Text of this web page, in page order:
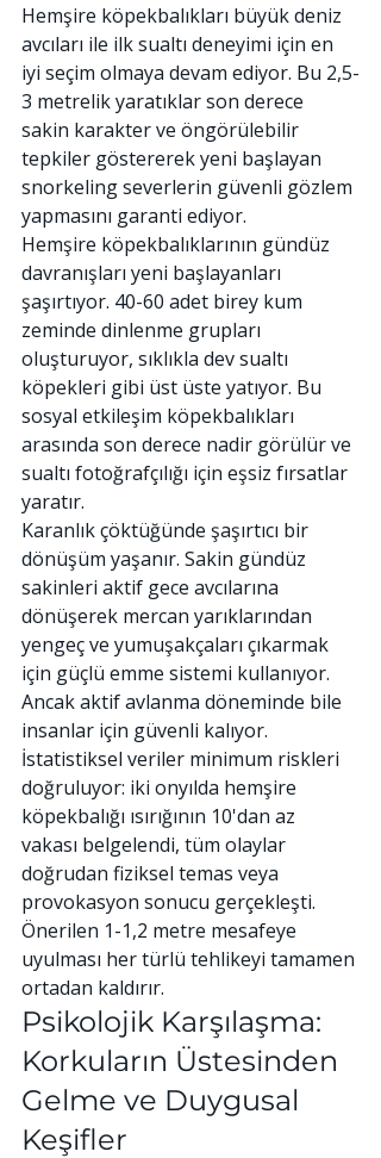
Hemşire köpekbalıkları büyük deniz
avcıları ile ilk sualtı deneyimi için en
iyi seçim olmaya devam ediyor. Bu 2,5-
3 metrelik yaratıklar son derece
sakin karakter ve öngörülebilir
tepkiler göstererek yeni başlayan
snorkeling severlerin güvenli gözlem
yapmasını garanti ediyor.
Hemşire köpekbalıklarının gündüz
davranışları yeni başlayanları
şaşırtıyor. 40-60 adet birey kum
zeminde dinlenme grupları
oluşturuyor, sıklıkla dev sualtı
köpekleri gibi üst üste yatıyor. Bu
sosyal etkileşim köpekbalıkları
arasında son derece nadir görülür ve
sualtı fotoğrafçılığı için eşsiz fırsatlar
yaratır.
Karanlık çöktüğünde şaşırtıcı bir
dönüşüm yaşanır. Sakin gündüz
sakinleri aktif gece avcılarına
dönüşerek mercan yarıklarından
yengeç ve yumuşakçaları çıkarmak
için güçlü emme sistemi kullanıyor.
Ancak aktif avlanma döneminde bile
insanlar için güvenli kalıyor.
İstatistiksel veriler minimum riskleri
doğruluyor: iki onyılda hemşire
köpekbalığı ısırığının 10'dan az
vakası belgelendi, tüm olaylar
doğrudan fiziksel temas veya
provokasyon sonucu gerçekleşti.
Önerilen 1-1,2 metre mesafeye
uyulması her türlü tehlikeyi tamamen
ortadan kaldırır.
Psikolojik Karşılaşma:
Korkuların Üstesinden
Gelme ve Duygusal
Keşifler